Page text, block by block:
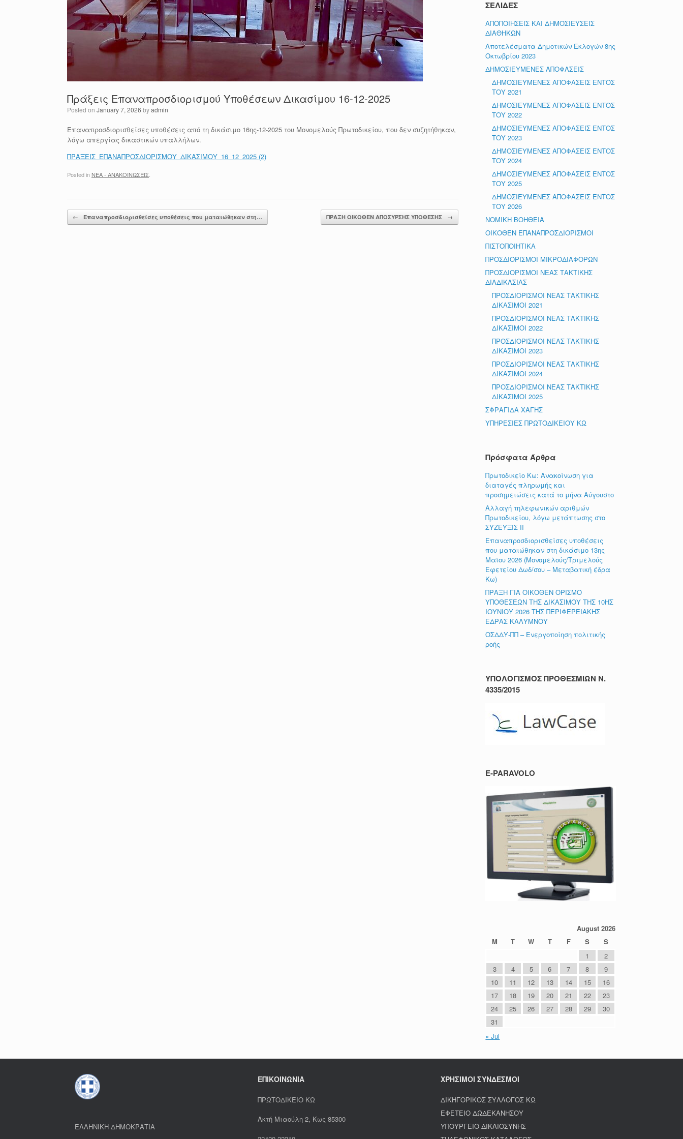
Πράξεις Επαναπροσδιορισμού Υποθέσεων Δικασίμου 16-12-2025
Posted on January 7, 2026 byadmin
Επαναπροσδιορισθείσες υποθέσεις από τη δικάσιμο 16ης-12-2025 του Μονομελούς Πρωτοδικείου, που δεν συζητήθηκαν,
λόγω απεργίας δικαστικών υπαλλήλων.
ΠΡΑΞΕΙΣ_ΕΠΑΝΑΠΡΟΣΔΙΟΡΙΣΜΟΥ_ΔΙΚΑΣΙΜΟΥ_16_12_2025 (2)
Posted in ΝΕΑ - ΑΝΑΚΟΙΝΩΣΕΙΣ
Post navigation
← Επαναπροσδιορισθείσες υποθέσεις που ματαιώθηκαν στη… ΠΡΑΞΗ ΟΙΚΟΘΕΝ ΑΠΟΣΥΡΣΗΣ ΥΠΟΘΕΣΗΣ →
ΣΕΛΙΔΕΣ
ΑΠΟΠΟΙΗΣΕΙΣ ΚΑΙ ΔΗΜΟΣΙΕΥΣΕΙΣ
ΔΙΑΘΗΚΩΝ
Αποτελέσματα Δημοτικών Εκλογών 8ης
Οκτωβρίου 2023
ΔΗΜΟΣΙΕΥΜΕΝΕΣ ΑΠΟΦΑΣΕΙΣ
ΔΗΜΟΣΙΕΥΜΕΝΕΣ ΑΠΟΦΑΣΕΙΣ ΕΝΤΟΣ
ΤΟΥ 2021
ΔΗΜΟΣΙΕΥΜΕΝΕΣ ΑΠΟΦΑΣΕΙΣ ΕΝΤΟΣ
ΤΟΥ 2022
ΔΗΜΟΣΙΕΥΜΕΝΕΣ ΑΠΟΦΑΣΕΙΣ ΕΝΤΟΣ
ΤΟΥ 2023
ΔΗΜΟΣΙΕΥΜΕΝΕΣ ΑΠΟΦΑΣΕΙΣ ΕΝΤΟΣ
ΤΟΥ 2024
ΔΗΜΟΣΙΕΥΜΕΝΕΣ ΑΠΟΦΑΣΕΙΣ ΕΝΤΟΣ
ΤΟΥ 2025
ΔΗΜΟΣΙΕΥΜΕΝΕΣ ΑΠΟΦΑΣΕΙΣ ΕΝΤΟΣ
ΤΟΥ 2026
ΝΟΜΙΚΗ ΒΟΗΘΕΙΑ
ΟΙΚΟΘΕΝ ΕΠΑΝΑΠΡΟΣΔΙΟΡΙΣΜΟΙ
ΠΙΣΤΟΠΟΙΗΤΙΚΑ
ΠΡΟΣΔΙΟΡΙΣΜΟΙ ΜΙΚΡΟΔΙΑΦΟΡΩΝ
ΠΡΟΣΔΙΟΡΙΣΜΟΙ ΝΕΑΣ ΤΑΚΤΙΚΗΣ
ΔΙΑΔΙΚΑΣΙΑΣ
ΠΡΟΣΔΙΟΡΙΣΜΟΙ ΝΕΑΣ ΤΑΚΤΙΚΗΣ
ΔΙΚΑΣΙΜΟΙ 2021
ΠΡΟΣΔΙΟΡΙΣΜΟΙ ΝΕΑΣ ΤΑΚΤΙΚΗΣ
ΔΙΚΑΣΙΜΟΙ 2022
ΠΡΟΣΔΙΟΡΙΣΜΟΙ ΝΕΑΣ ΤΑΚΤΙΚΗΣ
ΔΙΚΑΣΙΜΟΙ 2023
ΠΡΟΣΔΙΟΡΙΣΜΟΙ ΝΕΑΣ ΤΑΚΤΙΚΗΣ
ΔΙΚΑΣΙΜΟΙ 2024
ΠΡΟΣΔΙΟΡΙΣΜΟΙ ΝΕΑΣ ΤΑΚΤΙΚΗΣ
ΔΙΚΑΣΙΜΟΙ 2025
ΣΦΡΑΓΙΔΑ ΧΑΓΗΣ
ΥΠΗΡΕΣΙΕΣ ΠΡΩΤΟΔΙΚΕΙΟΥ ΚΩ
Πρόσφατα Άρθρα
Πρωτοδικείο Κω: Ανακοίνωση για
διαταγές πληρωμής και
προσημειώσεις κατά το μήνα Αύγουστο
Αλλαγή τηλεφωνικών αριθμών
Πρωτοδικείου, λόγω μετάπτωσης στο
ΣΥΖΕΥΞΙΣ ΙΙ
Επαναπροσδιορισθείσες υποθέσεις
που ματαιώθηκαν στη δικάσιμο 13ης
Μαϊου 2026 (Μονομελούς/Τριμελούς
Εφετείου Δωδ/σου – Μεταβατική έδρα
Κω)
ΠΡΑΞΗ ΓΙΑ ΟΙΚΟΘΕΝ ΟΡΙΣΜΟ
ΥΠΟΘΕΣΕΩΝ ΤΗΣ ΔΙΚΑΣΙΜΟΥ ΤΗΣ 10ΗΣ
ΙΟΥΝΙΟΥ 2026 ΤΗΣ ΠΕΡΙΦΕΡΕΙΑΚΗΣ
ΕΔΡΑΣ ΚΑΛΥΜΝΟΥ
ΟΣΔΔΥ-ΠΠ – Ενεργοποίηση πολιτικής
ροής
ΥΠΟΛΟΓΙΣΜΟΣ ΠΡΟΘΕΣΜΙΩΝ Ν.
4335/2015
E-PARAVOLO
August 2026
M
T W T F S
S
1
2
3
4 5 6 7 8
9
10
11 12 13 14 15
16
17
18 19 20 21 22
23
24
25 26 27 28 29
30
31
« Jul
ΕΛΛΗΝΙΚΗ ΔΗΜΟΚΡΑΤΙΑ
ΕΠΙΚΟΙΝΩΝΙΑ
ΠΡΩΤΟΔΙΚΕΙΟ ΚΩ
Ακτή Μιαούλη 2, Κως 85300
ΧΡΗΣΙΜΟΙ ΣΥΝΔΕΣΜΟΙ
ΔΙΚΗΓΟΡΙΚΟΣ ΣΥΛΛΟΓΟΣ ΚΩ
ΕΦΕΤΕΙΟ ΔΩΔΕΚΑΝΗΣΟΥ
ΥΠΟΥΡΓΕΙΟ ΔΙΚΑΙΟΣΥΝΗΣ